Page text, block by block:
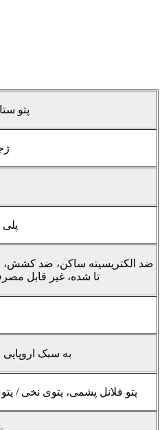
پتو
100٪
ضد الکتریسیته ساکن، ضد کشش،
تا شده، غیر قابل
به سبک اروپایی
پتو فلانل پشمی، پتوی نخی /